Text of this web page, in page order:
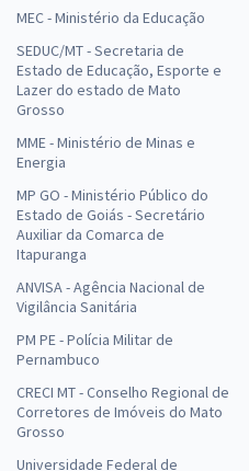
MEC - Ministério da Educação
SEDUC/MT - Secretaria de
Estado de Educação, Esporte e
Lazer do estado de Mato
Grosso
MME - Ministério de Minas e
Energia
MP GO - Ministério Público do
Estado de Goiás - Secretário
Auxiliar da Comarca de
Itapuranga
ANVISA - Agência Nacional de
Vigilância Sanitária
PM PE - Polícia Militar de
Pernambuco
CRECI MT - Conselho Regional de
Corretores de Imóveis do Mato
Grosso
Universidade Federal de